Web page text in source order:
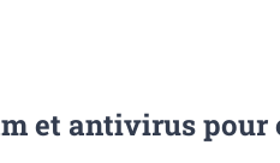
et antivirus pour